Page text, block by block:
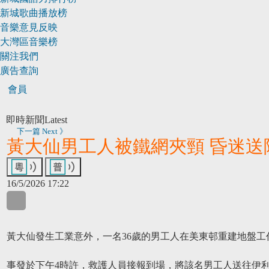
新城歌曲播放榜
音樂意見反映
大灣區音樂榜
關注我們
廣告查詢
會員
即時新聞Latest
下一篇 Next 》
黃大仙男工人被鐵網夾頸 昏迷送
16/5/2026 17:22
黃大仙發生工業意外，一名36歲的男工人在美東邨重建地盤
事發於下午4時許，救護人員接報到場，將該名男工人送往伊